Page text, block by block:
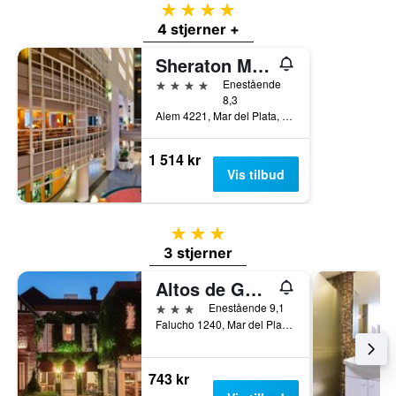
4 stjerner
4 stjerner +
Sheraton Mar del Plata Hotel
4 stjerner
Enestående
8,3
Alem 4221, Mar del Plata, Provinsen Buenos Aires, Argentina
1 514 kr
Vis tilbud
3 stjerner
3 stjerner
Altos de Güemes Hotel
3 stjernerEnestående 9,1
Falucho 1240, Mar del Plata, Provinsen Buenos Aires, Argentina
743 kr